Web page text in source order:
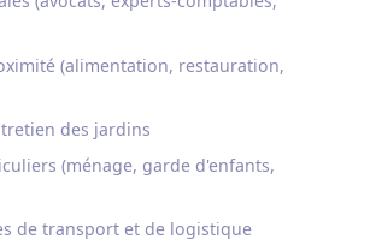
(alimentation, restauration,
des jardins
(ménage, garde d'enfants,
de transport et de logistique